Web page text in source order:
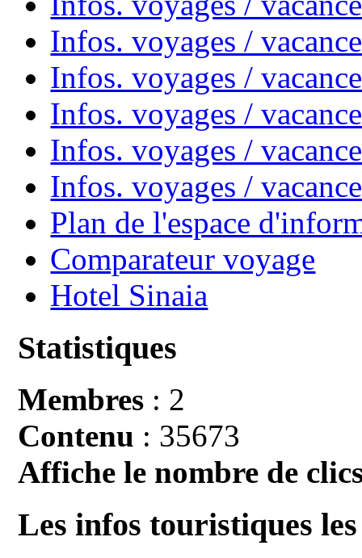
Infos. voyages /
Infos. voyages /
Infos. voyages /
Infos. voyages /
Infos. voyages /
Plan de l'espace
Comparateur voyage
Hotel Sinaia
Statistiques
Membres : 2
Contenu : 35673
Affiche le nombre de
Les infos touristiques